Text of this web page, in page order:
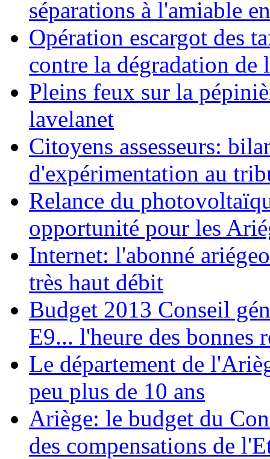
séparations à l'amiable
Opération escargot des
contre la dégradation de
Pleins feux sur la
lavelanet
Citoyens assesseurs:
d'expérimentation au
Relance du
opportunité pour les
Internet: l'abonné
très haut débit
Budget 2013 Conseil
E9... l'heure des bonnes
Le département de
peu plus de 10 ans
Ariège: le budget du
des compensations de